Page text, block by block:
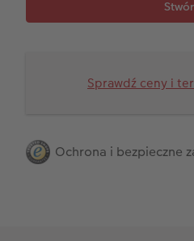
Sprawdź ceny i
Ochrona i bezpieczne